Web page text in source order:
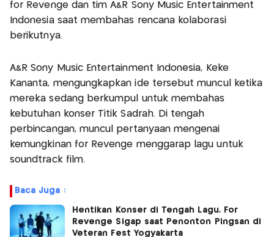
for Revenge dan tim A&R Sony Music Entertainment
Indonesia saat membahas rencana kolaborasi
berikutnya.
A&R Sony Music Entertainment Indonesia, Keke
Kananta, mengungkapkan ide tersebut muncul ketika
mereka sedang berkumpul untuk membahas
kebutuhan konser Titik Sadrah. Di tengah
perbincangan, muncul pertanyaan mengenai
kemungkinan for Revenge menggarap lagu untuk
soundtrack film.
Baca Juga :
Hentikan Konser di Tengah Lagu, For
Revenge Sigap saat Penonton Pingsan di
Veteran Fest Yogyakarta